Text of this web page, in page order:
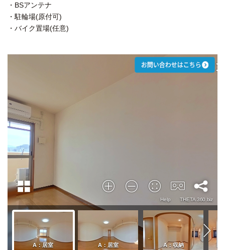
・BSアンテナ
・駐輪場(原付可)
・バイク置場(任意)